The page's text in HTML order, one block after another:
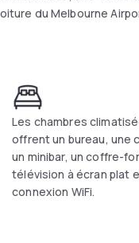
du Melbourne
Les chambres
offrent un bureau, une
un minibar, un coffre-
télévision à écran plat
connexion WiFi.